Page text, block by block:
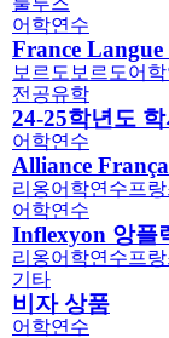
어학연수
France
보르도 보르도어
전공유학
24-25학년도
어학연수
Alliance
리옹어학연수프
어학연수
Inflexyon 앙플
리옹어학연수프
기타
비자 상품
어학연수